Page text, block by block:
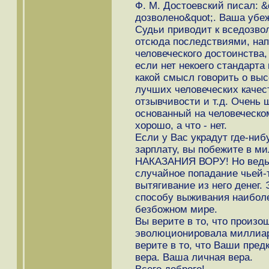
Ф. М. Достоевский писал:
дозволено&quot;. Ваша
Судьи приводит к
отсюда последствиями,
человеческого
если нет некоего
какой смысл говорить о
лучших человеческих
отзывчивости и т.д. Очень
основанный на
хорошо, а что - нет.
Если у Вас украдут где-
зарплату, вы побежите в
НАКАЗАНИЯ ВОРУ! Но
случайное попадание
вытягивание из него
способу выживания
безбожном мире.
Вы верите в то, что
эволюционировала
верите в то, что Ваши
вера. Ваша личная вера.